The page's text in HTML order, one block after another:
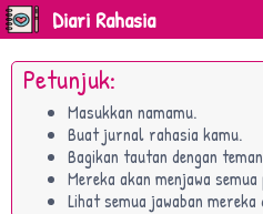
Diari Rahasia
Petunjuk:
Masukkan namamu.
Buat jurnal rahasia kamu.
Bagikan tautan dengan
Mereka akan menjawa
Lihat semua jawaban